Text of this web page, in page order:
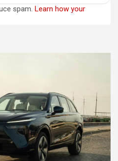
spam. Learn how your